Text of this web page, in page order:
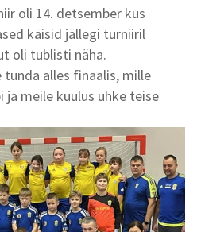
oli 14. detsember kus
käisid jällegi turniiril
oli tublisti näha.
alles finaalis, mille
ja meile kuulus uhke teise